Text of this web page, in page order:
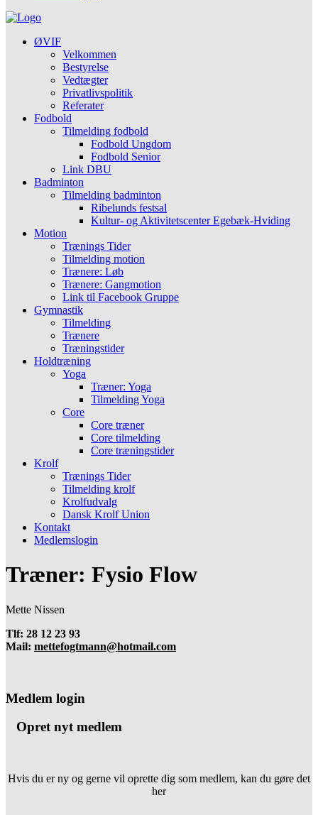
ØVIF
Velkommen
Bestyrelse
Vedtægter
Privatlivspolitik
Referater
Fodbold
Tilmelding fodbold
Fodbold Ungdom
Fodbold Senior
Link DBU
Badminton
Tilmelding badminton
Ribelunds festsal
Kultur- og Aktivitetscenter Egebæk-Hviding
Motion
Trænings Tider
Tilmelding motion
Trænere: Løb
Trænere: Gangmotion
Link til Facebook Gruppe
Gymnastik
Tilmelding
Trænere
Træningstider
Holdtræning
Yoga
Træner: Yoga
Tilmelding Yoga
Core
Core træner
Core tilmelding
Core træningstider
Krolf
Trænings Tider
Tilmelding krolf
Krolfudvalg
Dansk Krolf Union
Kontakt
Medlemslogin
Træner: Fysio Flow
Mette Nissen
Tlf: 28 12 23 93
Mail: mettefogtmann@hotmail.com
Medlem login
Opret nyt medlem
Hvis du er ny og gerne vil oprette dig som medlem, kan du gøre det
her